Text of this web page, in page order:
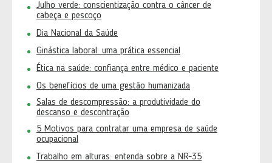
Julho verde: conscientização contra o câncer de
cabeça e pescoço
Dia Nacional da Saúde
Ginástica laboral: uma prática essencial
Ética na saúde: confiança entre médico e paciente
Os benefícios de uma gestão humanizada
Salas de descompressão: a produtividade do
descanso e descontração
5 Motivos para contratar uma empresa de saúde
ocupacional
Trabalho em alturas: entenda sobre a NR-35